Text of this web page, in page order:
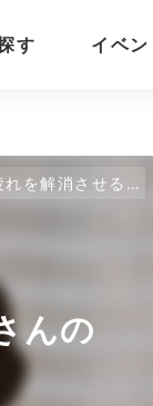
す イベ
る人気グッズ特集
んの